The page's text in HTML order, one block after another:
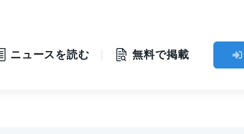
ニュースを読む 無料で掲載